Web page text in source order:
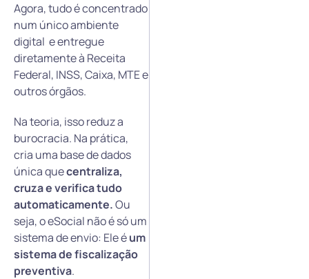
Agora, tudo é concentrado
num único ambiente
digital e entregue
diretamente à Receita
Federal, INSS, Caixa, MTE e
outros órgãos.
Na teoria, isso reduz a
burocracia. Na prática,
cria uma base de dados
única quecentraliza,
cruza e verifica tudo
automaticamente.Ou
seja, o eSocial não é só um
sistema de envio: Ele éum
sistema de fiscalização
preventiva.